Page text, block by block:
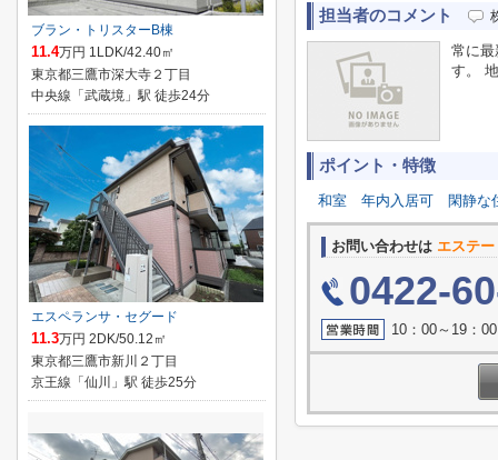
担当者のコメント
常に最
す。
ポイント・特徴
和室 年内入居可 閑静な
お問い合わせは エステ
0422-
10：00～19：
ブラン・トリスターB棟
11.4万円 1LDK/42.40㎡
東京都三鷹市深大寺２丁目
中央線「武蔵境」駅 徒歩24分
エスペランサ・セグード
11.3万円 2DK/50.12㎡
東京都三鷹市新川２丁目
京王線「仙川」駅 徒歩25分